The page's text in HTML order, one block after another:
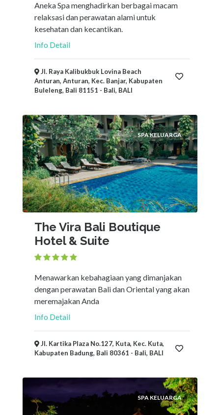
Aneka Spa menghadirkan berbagai macam
relaksasi dan perawatan alami untuk
kesehatan dan kecantikan.
Info Detail
Jl. Raya Kalibukbuk Lovina Beach
Anturan, Anturan, Kec. Banjar, Kabupaten
Buleleng, Bali 81151 - Bali, BALI
SPA KELUARGA
The Vira Bali Boutique
Hotel & Suite
Menawarkan kebahagiaan yang dimanjakan
dengan perawatan Bali dan Oriental yang akan
meremajakan Anda
Info Detail
Jl. Kartika Plaza No.127, Kuta, Kec. Kuta,
Kabupaten Badung, Bali 80361 - Bali, BALI
SPA KELUARGA